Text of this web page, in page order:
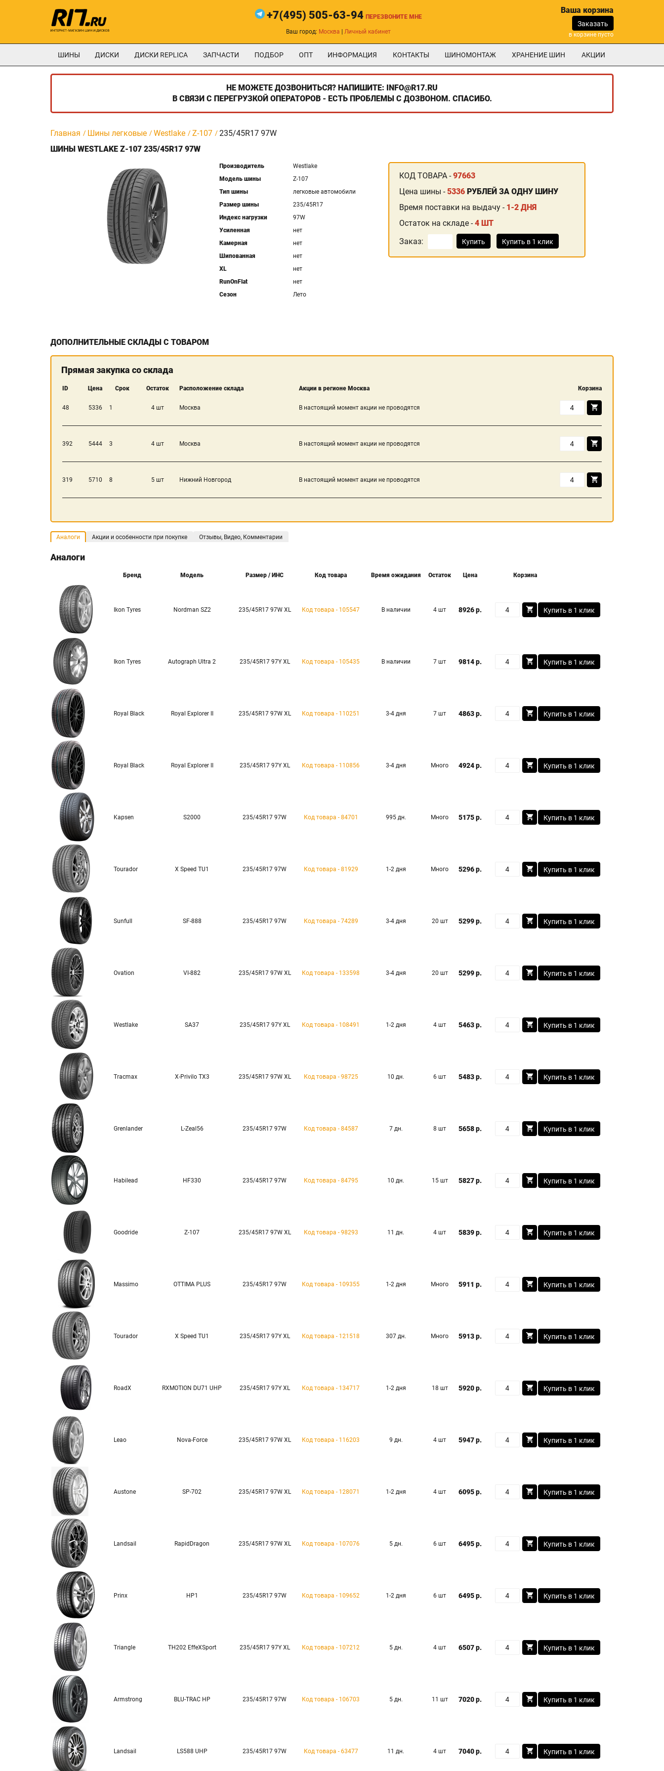
+7(495) 505-63-94 ПЕРЕЗВОНИТЕ МНЕ
Ваш город: Москва Личный кабинет
Ваша корзина
Заказать
в корзине пусто
ШИНЫ ДИСКИ ДИСКИ REPLICA ЗАПЧАСТИ ПОДБОР ОПТ ИНФОРМАЦИЯ КОНТАКТЫ ШИНОМОНТАЖ ХРАНЕНИЕ ШИН АКЦИИ
НЕ МОЖЕТЕ ДОЗВОНИТЬСЯ? НАПИШИТЕ: INFO@R17.RU
В СВЯЗИ С ПЕРЕГРУЗКОЙ ОПЕРАТОРОВ - ЕСТЬ ПРОБЛЕМЫ С ДОЗВОНОМ. СПАСИБО.
Главная Шины легковые Westlake Z-107
235/45R17 97W
ШИНЫ WESTLAKE Z-107 235/45R17 97W
Производитель
Westlake
Модель шины
Z-107
Тип шины
легковые автомобили
Размер шины
235/45R17
Индекс нагрузки
97W
Усиленная
нет
Камерная
нет
Шипованная
нет
XL
нет
RunOnFlat
нет
Сезон
Лето
КОД ТОВАРА -97663
Цена шины -5336 РУБЛЕЙ ЗА ОДНУ ШИНУ
Время поставки на выдачу - 1-2 ДНЯ
Остаток на складе -4 ШТ
Заказ:
Купить Купить в 1 клик
ДОПОЛНИТЕЛЬНЫЕ СКЛАДЫ С ТОВАРОМ
Прямая закупка со склада
ID Цена Срок Остаток Расположение склада Акции в регионе Москва Корзина
48 5336 1 4 шт Москва В настоящий момент акции не проводятся
392 5444 3 4 шт Москва В настоящий момент акции не проводятся
319 5710 8 5 шт Нижний Новгород В настоящий момент акции не проводятся
Аналоги Акции и особенности при покупке Отзывы, Видео, Комментарии
Аналоги
Бренд Модель Размер / ИНС Код товара Время ожидания Остаток Цена Корзина
Ikon Tyres Nordman SZ2 235/45R17 97W XL Код товара - 105547 В наличии 4 шт 8926 р. Купить в 1 клик
Ikon Tyres Autograph Ultra 2 235/45R17 97Y XL Код товара - 105435 В наличии 7 шт 9814 р. Купить в 1 клик
Royal Black Royal Explorer II 235/45R17 97W XL Код товара - 110251 3-4 дня 7 шт 4863 р. Купить в 1 клик
Royal Black Royal Explorer II 235/45R17 97Y XL Код товара - 110856 3-4 дня Много 4924 р. Купить в 1 клик
Kapsen S2000 235/45R17 97W Код товара - 84701 995 дн. Много 5175 р. Купить в 1 клик
Tourador X Speed TU1 235/45R17 97W Код товара - 81929 1-2 дня Много 5296 р. Купить в 1 клик
Sunfull SF-888 235/45R17 97W Код товара - 74289 3-4 дня 20 шт 5299 р. Купить в 1 клик
Ovation VI-882 235/45R17 97W XL Код товара - 133598 3-4 дня 20 шт 5299 р. Купить в 1 клик
Westlake SA37 235/45R17 97Y XL Код товара - 108491 1-2 дня 4 шт 5463 р. Купить в 1 клик
Tracmax X-Privilo TX3 235/45R17 97W XL Код товара - 98725 10 дн. 6 шт 5483 р. Купить в 1 клик
Grenlander L-Zeal56 235/45R17 97W Код товара - 84587 7 дн. 8 шт 5658 р. Купить в 1 клик
Habilead HF330 235/45R17 97W Код товара - 84795 10 дн. 15 шт 5827 р. Купить в 1 клик
Goodride Z-107 235/45R17 97W XL Код товара - 98293 11 дн. 4 шт 5839 р. Купить в 1 клик
Massimo OTTIMA PLUS 235/45R17 97W Код товара - 109355 1-2 дня Много 5911 р. Купить в 1 клик
Tourador X Speed TU1 235/45R17 97Y XL Код товара - 121518 307 дн. Много 5913 р. Купить в 1 клик
RoadX RXMOTION DU71 UHP 235/45R17 97Y XL Код товара - 134717 1-2 дня 18 шт 5920 р. Купить в 1 клик
Leao Nova-Force 235/45R17 97W XL Код товара - 116203 9 дн. 4 шт 5947 р. Купить в 1 клик
Austone SP-702 235/45R17 97W XL Код товара - 128071 1-2 дня 4 шт 6095 р. Купить в 1 клик
Landsail RapidDragon 235/45R17 97W XL Код товара - 107076 5 дн. 6 шт 6495 р. Купить в 1 клик
Prinx HP1 235/45R17 97W Код товара - 109652 1-2 дня 6 шт 6495 р. Купить в 1 клик
Triangle TH202 EffeXSport 235/45R17 97Y XL Код товара - 107212 5 дн. 4 шт 6507 р. Купить в 1 клик
Armstrong BLU-TRAC HP 235/45R17 97W Код товара - 106703 5 дн. 11 шт 7020 р. Купить в 1 клик
Landsail LS588 UHP 235/45R17 97W Код товара - 63477 11 дн. 4 шт 7040 р. Купить в 1 клик